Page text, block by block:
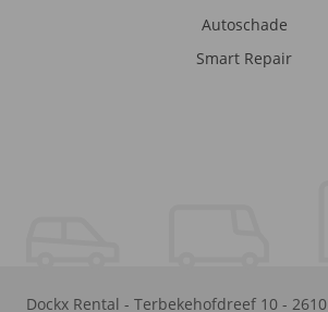
Autoschade
Smart Repair
Dockx Rental - Terbekehofdreef 10 - 2610